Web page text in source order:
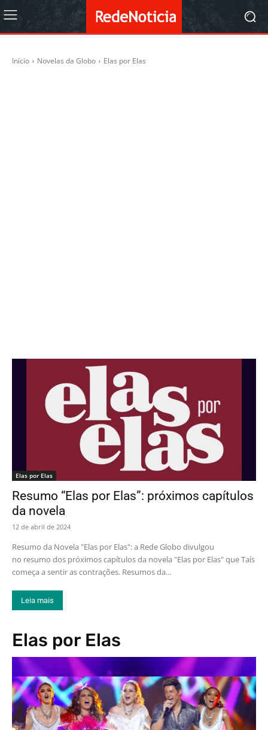
Início Novelas da Globo Elas por Elas
Elas por Elas
Resumo “Elas por Elas”: próximos capítulos
da novela
12 de abril de 2024
Resumo da Novela "Elas por Elas": a Rede Globo divulgou
no resumo dos próximos capítulos da novela "Elas por Elas" que Taís
começa a sentir as contrações. Resumos da...
Leia mais
Elas por Elas